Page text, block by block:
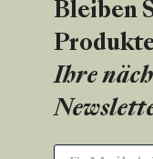
Bleiben
Ihre